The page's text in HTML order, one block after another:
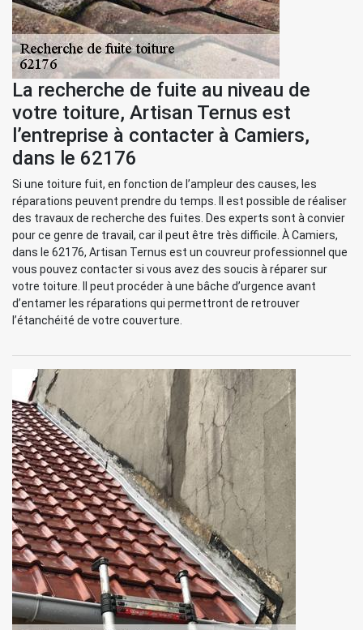
La recherche de fuite au niveau de
votre toiture, Artisan Ternus est
l’entreprise à contacter à Camiers,
dans le 62176
Si une toiture fuit, en fonction de l’ampleur des causes, les
réparations peuvent prendre du temps. Il est possible de réaliser
des travaux de recherche des fuites. Des experts sont à convier
pour ce genre de travail, car il peut être très difficile. À Camiers,
dans le 62176, Artisan Ternus est un couvreur professionnel que
vous pouvez contacter si vous avez des soucis à réparer sur
votre toiture. Il peut procéder à une bâche d’urgence avant
d’entamer les réparations qui permettront de retrouver
l’étanchéité de votre couverture.